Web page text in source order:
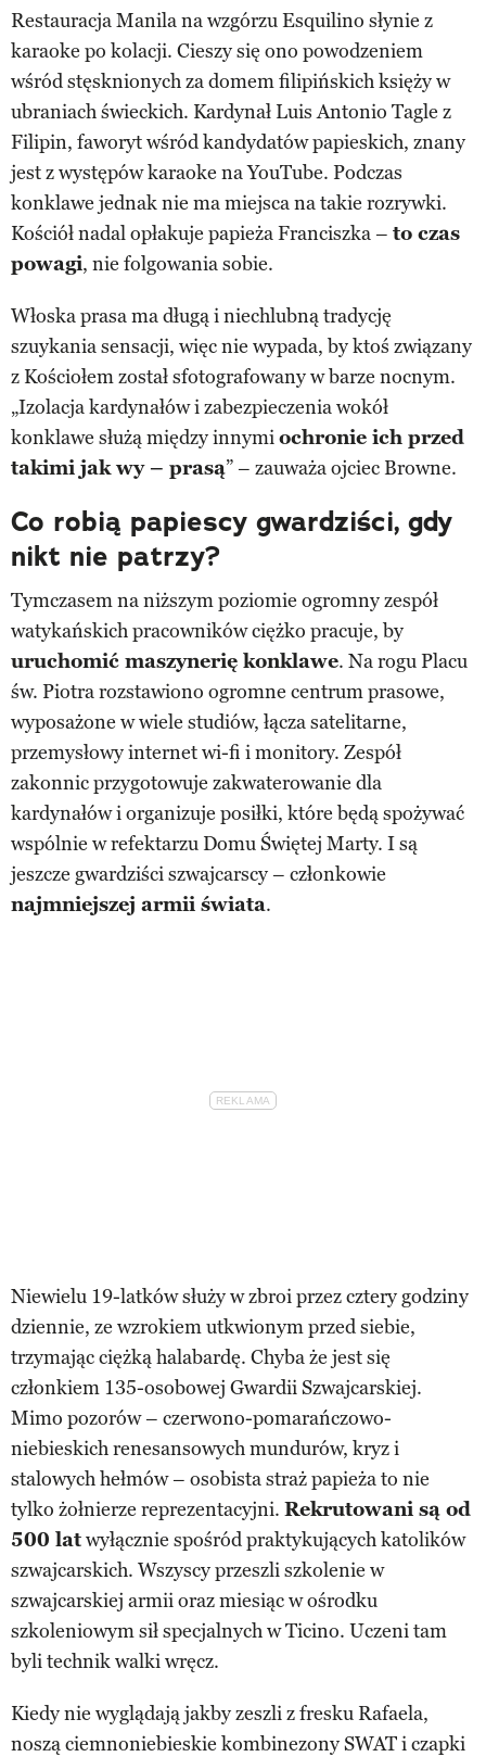
Restauracja Manila na wzgórzu Esquilino słynie z
karaoke po kolacji. Cieszy się ono powodzeniem
wśród stęsknionych za domem filipińskich księży w
ubraniach świeckich. Kardynał Luis Antonio Tagle z
Filipin, faworyt wśród kandydatów papieskich, znany
jest z występów karaoke na YouTube. Podczas
konklawe jednak nie ma miejsca na takie rozrywki.
Kościół nadal opłakuje papieża Franciszka – to czas
powagi, nie folgowania sobie.
Włoska prasa ma długą i niechlubną tradycję
szuykania sensacji, więc nie wypada, by ktoś związany
z Kościołem został sfotografowany w barze nocnym.
„Izolacja kardynałów i zabezpieczenia wokół
konklawe służą między innymiochronie ich przed
takimi jak wy – prasą” – zauważa ojciec Browne.
Co robią papiescy gwardziści, gdy
nikt nie patrzy?
Tymczasem na niższym poziomie ogromny zespół
watykańskich pracowników ciężko pracuje, by
uruchomić maszynerię konklawe. Na rogu Placu
św. Piotra rozstawiono ogromne centrum prasowe,
wyposażone w wiele studiów, łącza satelitarne,
przemysłowy internet wi-fi i monitory. Zespół
zakonnic przygotowuje zakwaterowanie dla
kardynałów i organizuje posiłki, które będą spożywać
wspólnie w refektarzu Domu Świętej Marty. I są
jeszcze gwardziści szwajcarscy – członkowie
najmniejszej armii świata.
Niewielu 19-latków służy w zbroi przez cztery godziny
dziennie, ze wzrokiem utkwionym przed siebie,
trzymając ciężką halabardę. Chyba że jest się
członkiem 135-osobowej Gwardii Szwajcarskiej.
Mimo pozorów – czerwono-pomarańczowo-
niebieskich renesansowych mundurów, kryz i
stalowych hełmów – osobista straż papieża to nie
tylko żołnierze reprezentacyjni. Rekrutowani są od
500 latwyłącznie spośród praktykujących katolików
szwajcarskich. Wszyscy przeszli szkolenie w
szwajcarskiej armii oraz miesiąc w ośrodku
szkoleniowym sił specjalnych w Ticino. Uczeni tam
byli technik walki wręcz.
Kiedy nie wyglądają jakby zeszli z fresku Rafaela,
noszą ciemnoniebieskie kombinezony SWAT i czapki